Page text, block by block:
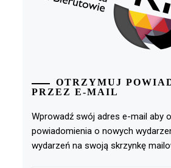
OTRZYMUJ
PRZEZ E-MAIL
Wprowadź swój adres e-mail aby
powiadomienia o nowych
wydarzeń na swoją skrzynkę